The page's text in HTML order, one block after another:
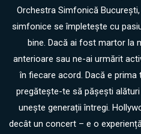
Orchestra Simfonică
simfonice se împletește cu
bine. Dacă ai fost martor la
anterioare sau ne-ai urmărit
în fiecare acord. Dacă e
pregătește-te să pășești
unește generații întregi.
decât un concert – e o